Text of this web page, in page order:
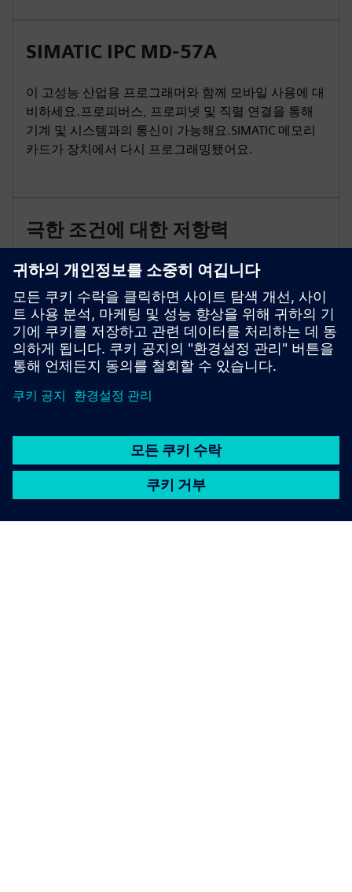
SIMATIC IPC MD-57A
이 고성능 산업용 프로그래머와 함께 모바일 사용에 대
비하세요.프로피버스, 프로피넷 및 직렬 연결을 통해
기계 및 시스템과의 통신이 가능해요.SIMATIC 메모리
카드가 장치에서 다시 프로그래밍됐어요.
극한 조건에 대한 저항력
높은 보호 수준 (IP65), 극한 상황에서도 잘 작동하는
MIL-STD-810H 표준.산업용 태블릿 PC는 -20~+60°C (어
댑터 모드) 작동 온도에 맞게 설계됐어요.